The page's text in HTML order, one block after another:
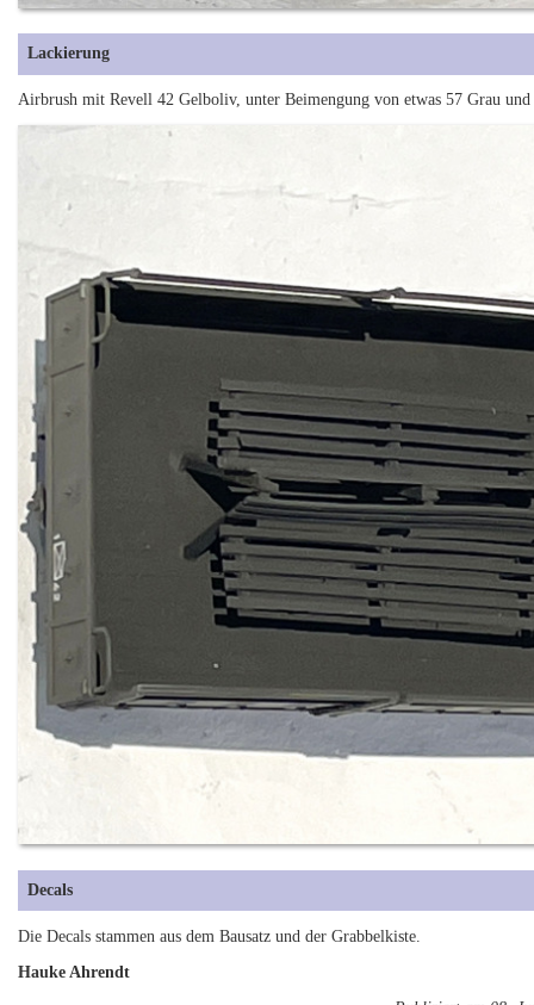
Lackierung
Airbrush mit Revell 42 Gelboliv, unter Beimengung von etwas 57 Grau
Decals
Die Decals stammen aus dem Bausatz und der Grabbelkiste.
Hauke Ahrendt